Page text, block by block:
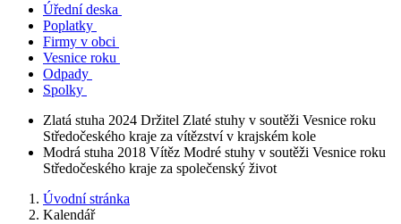
Úřední deska
Poplatky
Firmy v obci
Vesnice roku
Odpady
Spolky
Zlatá stuha 2024 Držitel Zlaté stuhy v soutěži Vesnice roku
Středočeského kraje za vítězství v krajském kole
Modrá stuha 2018 Vítěz Modré stuhy v soutěži Vesnice roku
Středočeského kraje za společenský život
Úvodní stránka
Kalendář